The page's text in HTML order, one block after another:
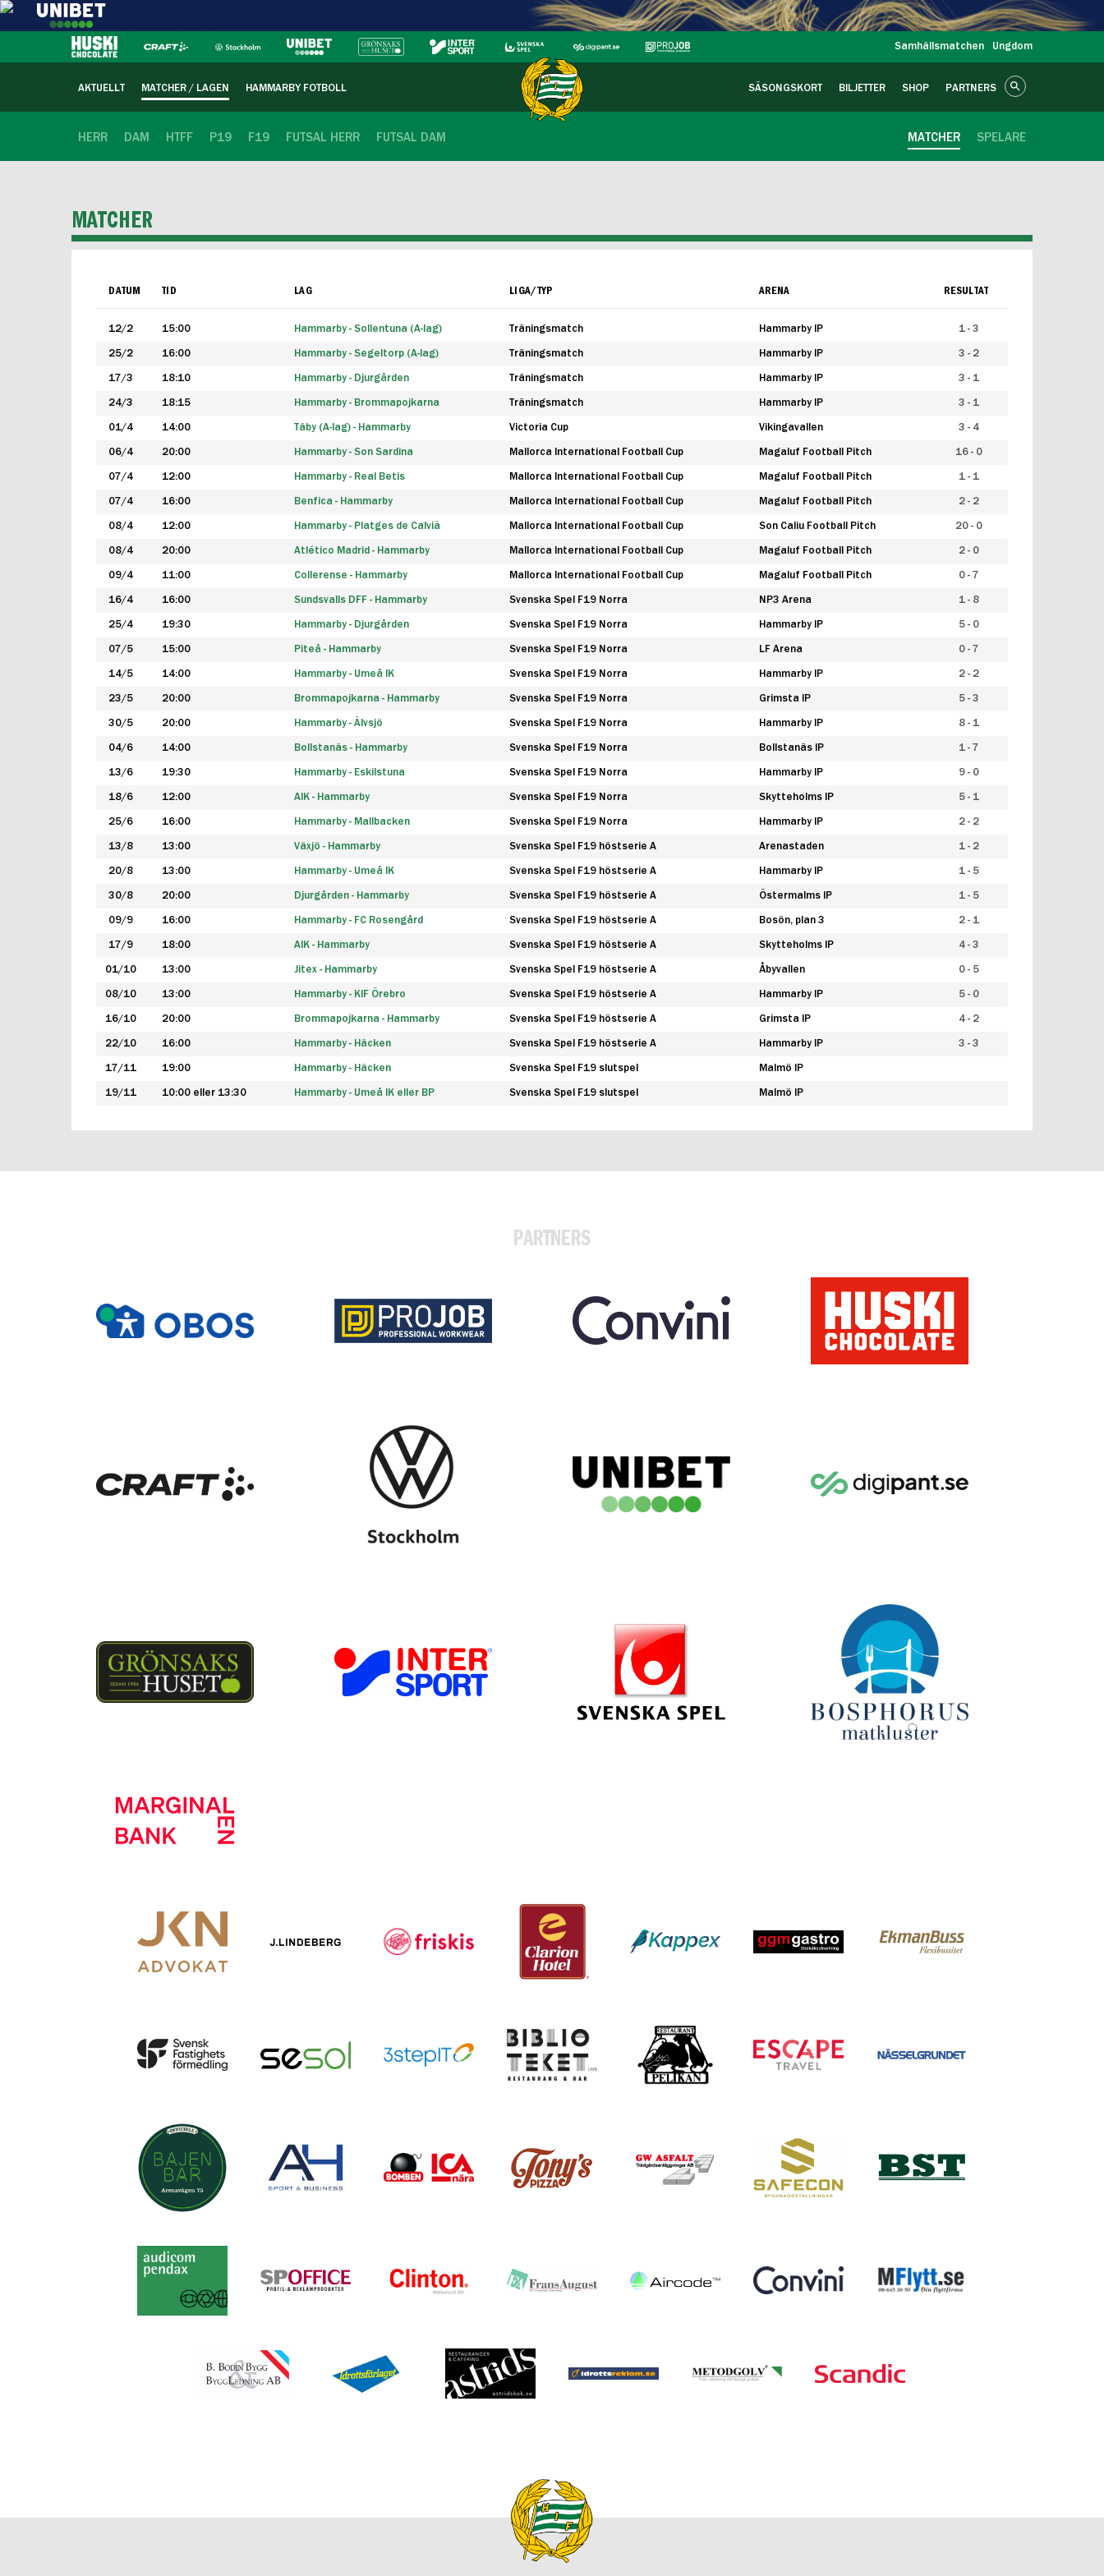
Samhällsmatchen Ungdom
AKTUELLT MATCHER / LAGEN HAMMARBY FOTBOLL SÄSONGSKORT BILJETTER SHOP PARTNERS
HERR DAM HTFF P19 F19 FUTSAL HERR FUTSAL DAM SPELARE
MATCHER
MATCHER
DATUM TID LAG LIGA/TYP ARENA RESULTAT
12/2 15:00 Hammarby - Sollentuna (A-lag) Träningsmatch Hammarby IP 1 - 3
25/2 16:00 Hammarby - Segeltorp (A-lag) Träningsmatch Hammarby IP 3 - 2
17/3 18:10 Hammarby - Djurgården Träningsmatch Hammarby IP 3 - 1
24/3 18:15 Hammarby - Brommapojkarna Träningsmatch Hammarby IP 3 - 1
01/4 14:00 Täby (A-lag) - Hammarby Victoria Cup Vikingavallen 3 - 4
06/4 20:00 Hammarby - Son Sardina Mallorca International Football Cup Magaluf Football Pitch 16 - 0
07/4 12:00 Hammarby - Real Betis Mallorca International Football Cup Magaluf Football Pitch 1 - 1
07/4 16:00 Benfica - Hammarby Mallorca International Football Cup Magaluf Football Pitch 2 - 2
08/4 12:00 Hammarby - Platges de Calvià Mallorca International Football Cup Son Caliu Football Pitch 20 - 0
08/4 20:00 Atlético Madrid - Hammarby Mallorca International Football Cup Magaluf Football Pitch 2 - 0
09/4 11:00 Collerense - Hammarby Mallorca International Football Cup Magaluf Football Pitch 0 - 7
16/4 16:00 Sundsvalls DFF - Hammarby Svenska Spel F19 Norra NP3 Arena 1 - 8
25/4 19:30 Hammarby - Djurgården Svenska Spel F19 Norra Hammarby IP 5 - 0
07/5 15:00 Piteå - Hammarby Svenska Spel F19 Norra LF Arena 0 - 7
14/5 14:00 Hammarby - Umeå IK Svenska Spel F19 Norra Hammarby IP 2 - 2
23/5 20:00 Brommapojkarna - Hammarby Svenska Spel F19 Norra Grimsta IP 5 - 3
30/5 20:00 Hammarby - Älvsjö Svenska Spel F19 Norra Hammarby IP 8 - 1
04/6 14:00 Bollstanäs - Hammarby Svenska Spel F19 Norra Bollstanäs IP 1 - 7
13/6 19:30 Hammarby - Eskilstuna Svenska Spel F19 Norra Hammarby IP 9 - 0
18/6 12:00 AIK - Hammarby Svenska Spel F19 Norra Skytteholms IP 5 - 1
25/6 16:00 Hammarby - Mallbacken Svenska Spel F19 Norra Hammarby IP 2 - 2
13/8 13:00 Växjö - Hammarby Svenska Spel F19 höstserie A Arenastaden 1 - 2
20/8 13:00 Hammarby - Umeå IK Svenska Spel F19 höstserie A Hammarby IP 1 - 5
30/8 20:00 Djurgården - Hammarby Svenska Spel F19 höstserie A Östermalms IP 1 - 5
09/9 16:00 Hammarby - FC Rosengård Svenska Spel F19 höstserie A Bosön, plan 3 2 - 1
17/9 18:00 AIK - Hammarby Svenska Spel F19 höstserie A Skytteholms IP 4 - 3
01/10 13:00 Jitex - Hammarby Svenska Spel F19 höstserie A Åbyvallen 0 - 5
08/10 13:00 Hammarby - KIF Örebro Svenska Spel F19 höstserie A Hammarby IP 5 - 0
16/10 20:00 Brommapojkarna - Hammarby Svenska Spel F19 höstserie A Grimsta IP 4 - 2
22/10 16:00 Hammarby - Häcken Svenska Spel F19 höstserie A Hammarby IP 3 - 3
17/11 19:00 Hammarby - Häcken Svenska Spel F19 slutspel Malmö IP
19/11 10:00 eller 13:30 Hammarby - Umeå IK eller BP Svenska Spel F19 slutspel Malmö IP
PARTNERS